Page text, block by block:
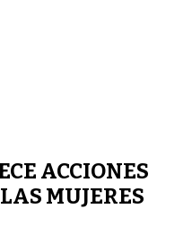
ACCIONES
MUJERES